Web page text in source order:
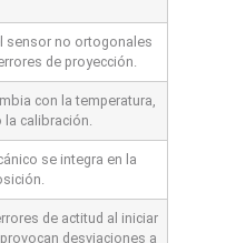
sensor no ortogonales
de proyección.
con la temperatura,
la calibración.
se integra en la
de actitud al iniciar
desviaciones a